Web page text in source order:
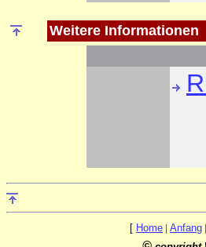
Weitere Informationen
[ Home | Anfang |